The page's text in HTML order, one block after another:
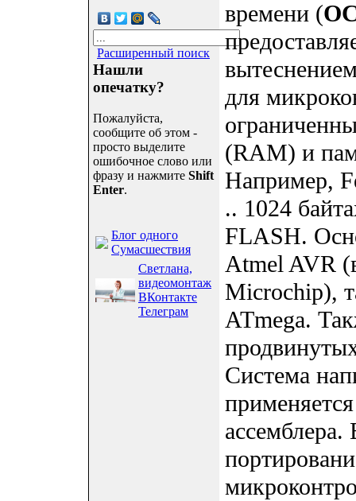
Расширенный поиск
Нашли
опечатку?
Пожалуйста,
сообщите об этом -
просто выделите
ошибочное слово или
фразу и нажмите Shift
Enter.
Блог одного
Сумасшествия
Светлана,
видеомонтаж
ВКонтакте
Телеграм
времени (
для
(RAM) и
Например,
.. 1024
FLASH.
Atmel AVR
Microchip),
ATmega.
Система